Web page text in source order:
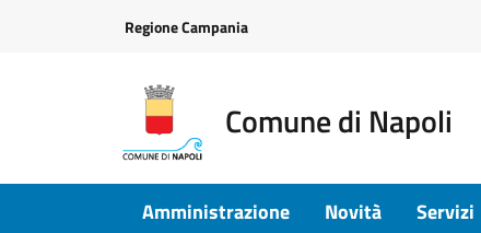
Regione Campania
Comune di Napoli
Amministrazione Novità Servizi